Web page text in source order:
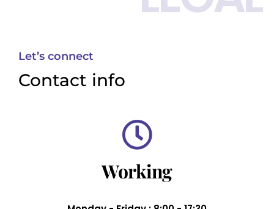
Let’s connect
Contact info
Working